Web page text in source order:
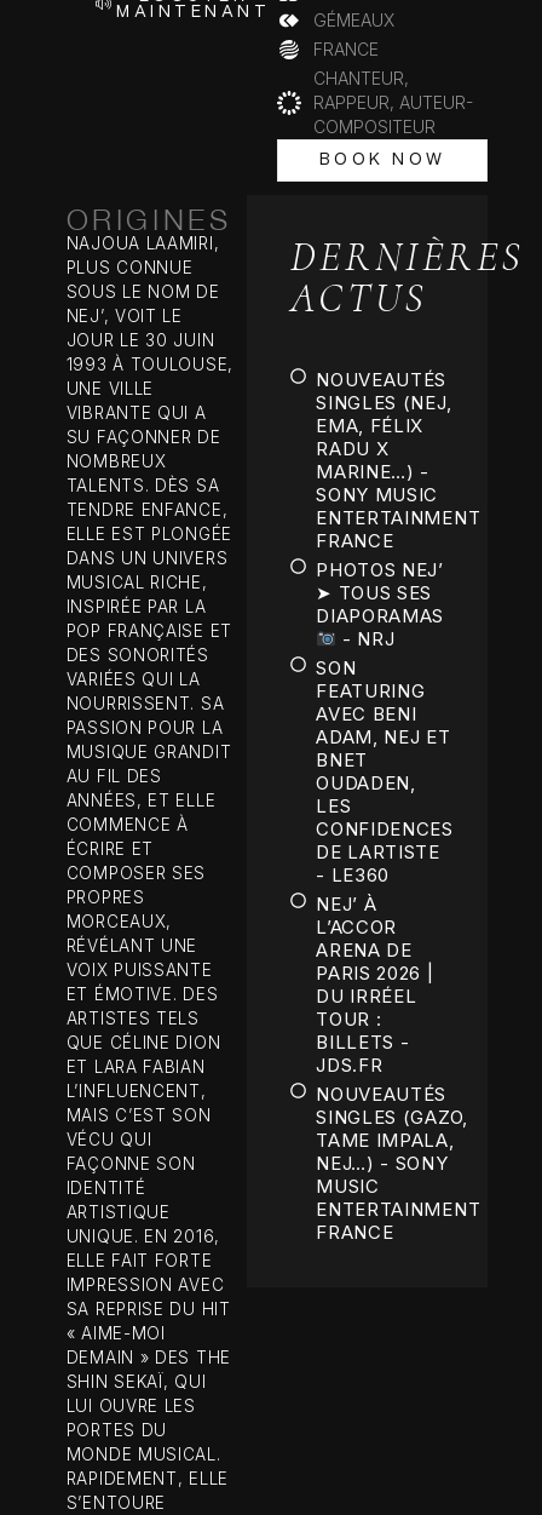
MAINTENANT
GÉMEAUX
FRANCE
CHANTEUR,
RAPPEUR, AUTEUR-
COMPOSITEUR
BOOK NOW
ORIGINES
NAJOUA LAAMIRI,
PLUS CONNUE
SOUS LE NOM DE
NEJ’, VOIT LE
JOUR LE 30 JUIN
1993 À TOULOUSE,
UNE VILLE
VIBRANTE QUI A
SU FAÇONNER DE
NOMBREUX
TALENTS. DÈS SA
TENDRE ENFANCE,
ELLE EST PLONGÉE
DANS UN UNIVERS
MUSICAL RICHE,
INSPIRÉE PAR LA
POP FRANÇAISE ET
DES SONORITÉS
VARIÉES QUI LA
NOURRISSENT. SA
PASSION POUR LA
MUSIQUE GRANDIT
AU FIL DES
ANNÉES, ET ELLE
COMMENCE À
ÉCRIRE ET
COMPOSER SES
PROPRES
MORCEAUX,
RÉVÉLANT UNE
VOIX PUISSANTE
ET ÉMOTIVE. DES
ARTISTES TELS
QUE CÉLINE DION
ET LARA FABIAN
L’INFLUENCENT,
MAIS C’EST SON
VÉCU QUI
FAÇONNE SON
IDENTITÉ
ARTISTIQUE
UNIQUE. EN 2016,
ELLE FAIT FORTE
IMPRESSION AVEC
SA REPRISE DU HIT
« AIME-MOI
DEMAIN » DES THE
SHIN SEKAÏ, QUI
LUI OUVRE LES
PORTES DU
MONDE MUSICAL.
RAPIDEMENT, ELLE
S’ENTOURE
DERNIÈRES
ACTUS
NOUVEAUTÉS
SINGLES (NEJ,
EMA, FÉLIX
RADU X
MARINE…) -
SONY MUSIC
ENTERTAINMENT
FRANCE
PHOTOS NEJ’
➤ TOUS SES
DIAPORAMAS
- NRJ
SON
FEATURING
AVEC BENI
ADAM, NEJ ET
BNET
OUDADEN,
LES
CONFIDENCES
DE LARTISTE
- LE360
NEJ’ À
L’ACCOR
ARENA DE
PARIS 2026 |
DU IRRÉEL
TOUR :
BILLETS -
JDS.FR
NOUVEAUTÉS
SINGLES (GAZO,
TAME IMPALA,
NEJ…) - SONY
MUSIC
ENTERTAINMENT
FRANCE